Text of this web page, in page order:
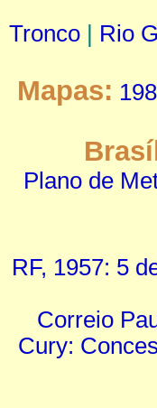
Tronco | Rio
Mapas:
Plano de
RF, 1957: 5
Correio
Cury: